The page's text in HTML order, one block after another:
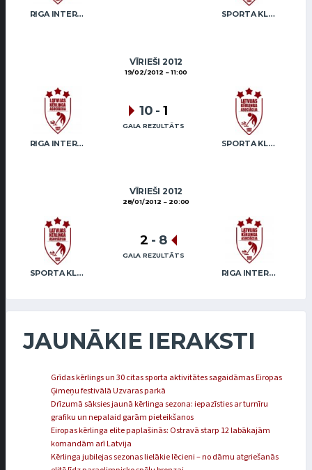
RIGA INTERNATIONAL CURLING CLUB / GRAY SPORTA KLUBS “OB” / REGŽA
VĪRIEŠI 2012
19/02/2012 11:00
RIGA INTERNATIONAL CURLING CLUB / GRAY SPORTA KLUBS “OB” / REGŽA
10 - 1
GALA REZULTĀTS
VĪRIEŠI 2012
28/01/2012 20:00
SPORTA KLUBS “OB” / REGŽA RIGA INTERNATIONAL CURLING CLUB / GRAY
2 - 8
GALA REZULTĀTS
JAUNĀKIE IERAKSTI
Grīdas kērlings un 30 citas sporta aktivitātes sagaidāmas Eiropas
Ģimeņu festivālā Uzvaras parkā
Drīzumā sāksies jaunā kērlinga sezona: iepazīsties ar turnīru
grafiku un nepalaid garām pieteikšanos
Eiropas kērlinga elite paplašinās: Ostravā starp 12 labākajām
komandām arī Latvija
Kērlinga jubilejas sezonas lielākie lēcieni – no dāmu atgriešanās